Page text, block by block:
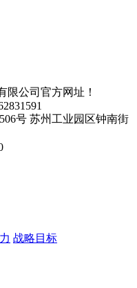
限公司官方网址！
苏州工业园区钟南街
战略目标